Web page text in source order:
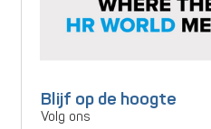
Blijf op de hoogte
Volg ons